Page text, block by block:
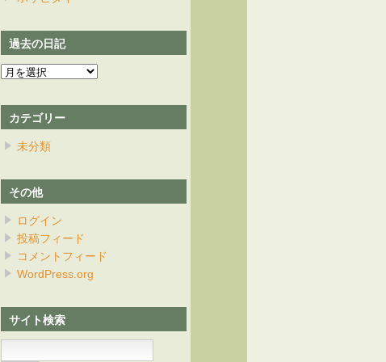
過去の日記
過
の
日
記
カテゴリー
未分類
その他
ログイン
投稿フィード
コメントフィード
WordPress.org
サイト検索